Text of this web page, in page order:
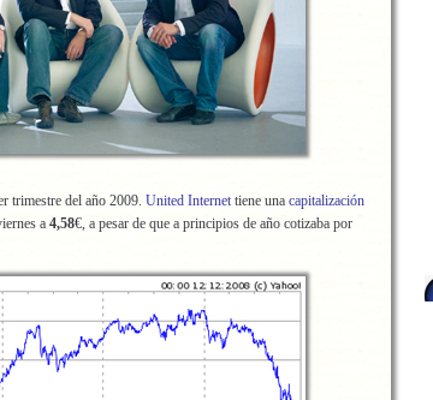
trimestre del año 2009. United Internet tiene una capitalización
a 4,58€, a pesar de que a principios de año cotizaba por